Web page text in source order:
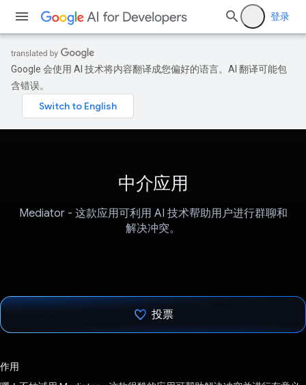
登录
Google 会使用 AI 技术将内容翻译成您偏好的语言。AI 翻译可能包
含错误。
中介应用
Mediator - 这款应用可利用 AI 技术帮助用户进行群聊和
解决冲突。
投票
作用